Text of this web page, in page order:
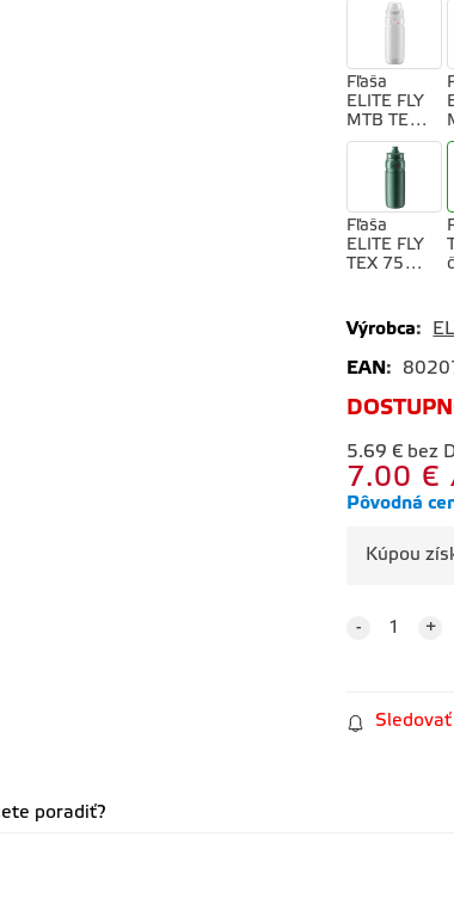
Fľaša
ELITE FLY
MTB TEX
750
transparen
Fľaša
ELITE FLY
TEX 750
Výrobca:
EAN :
5.69 € bez
7.00 €
Pôvodná
Kúpou
poradiť?